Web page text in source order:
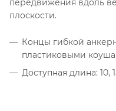
передвижения вдоль
плоскости.
Концы гибкой
пластиковыми
Доступная длина: 10,